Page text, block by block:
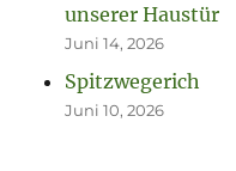
unserer Haustür
Juni 14, 2026
Spitzwegerich
Juni 10, 2026